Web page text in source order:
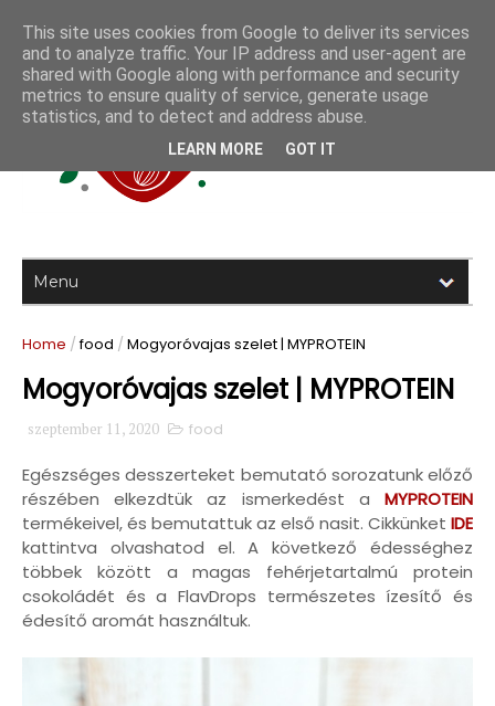
Home / food / Mogyoróvajas szelet | MYPROTEIN
Mogyoróvajas szelet | MYPROTEIN
szeptember 11, 2020 food
Egészséges desszerteket bemutató sorozatunk előző
részében elkezdtük az ismerkedést a MYPROTEIN
termékeivel, és bemutattuk az első nasit. Cikkünket IDE
kattintva olvashatod el. A következő édességhez
többek között a magas fehérjetartalmú protein
csokoládét és a FlavDrops természetes ízesítő és
édesítő aromát használtuk.
This site uses cookies from Google to deliver its services
and to analyze traffic. Your IP address and user-agent are
shared with Google along with performance and security
metrics to ensure quality of service, generate usage
statistics, and to detect and address abuse.
LEARN MORE GOT IT